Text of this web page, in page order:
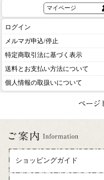
マイページ
ログイン
メルマガ申込/停止
特定商取引法に基づく表示
送料とお支払い方法について
個人情報の取扱いについて
ショッピングガイド